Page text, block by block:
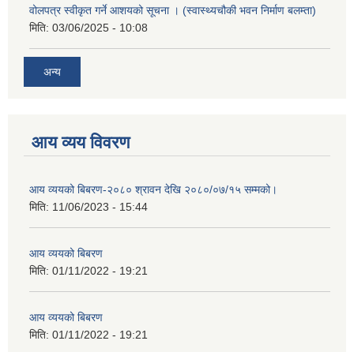
वोलपत्र स्वीकृत गर्ने आशयको सूचना । (स्वास्थ्यचौकी भवन निर्माण बलम्ता)
मिति: 03/06/2025 - 10:08
अन्य
आय व्यय विवरण
आय व्ययको बिबरण-२०८० श्रावन देखि २०८०/०७/१५ सम्मको।
मिति: 11/06/2023 - 15:44
आय व्ययको बिबरण
मिति: 01/11/2022 - 19:21
आय व्ययको बिबरण
मिति: 01/11/2022 - 19:21